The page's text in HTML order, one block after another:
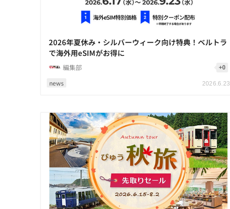
news 2026.6.23
2026年夏休み・シルバーウィーク向け特典！ベルトラ
で海外用eSIMがお得に
編集部 +0